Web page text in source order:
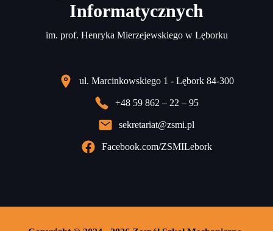
Informatycznych
im. prof. Henryka Mierzejewskiego w Lęborku
ul. Marcinkowskiego 1 - Lębork 84-300
+48 59 862 – 22 – 95
sekretariat@zsmi.pl
Facebook.com/ZSMILebork